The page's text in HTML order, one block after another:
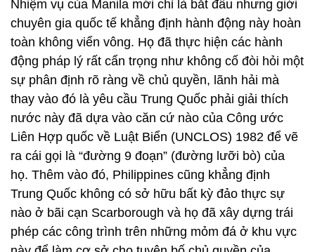
Nhiệm vụ của Manila mới chỉ là bắt đầu nhưng giới
chuyên gia quốc tế khẳng định hành động này hoàn
toàn không viển vông. Họ đã thực hiện các hành
động pháp lý rất cẩn trọng như không cố đòi hỏi một
sự phân định rõ ràng về chủ quyền, lãnh hải mà
thay vào đó là yêu cầu Trung Quốc phải giải thích
nước này đã dựa vào căn cứ nào của Công ước
Liên Hợp quốc về Luật Biển (UNCLOS) 1982 để vẽ
ra cái gọi là “đường 9 đoạn” (đường lưỡi bò) của
họ. Thêm vào đó, Philippines cũng khẳng định
Trung Quốc không có sở hữu bất kỳ đảo thực sự
nào ở bãi cạn Scarborough và họ đã xây dựng trái
phép các công trình trên những mỏm đá ở khu vực